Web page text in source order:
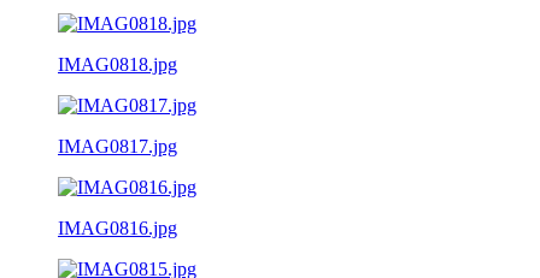
IMAG0818.jpg
IMAG0817.jpg
IMAG0816.jpg